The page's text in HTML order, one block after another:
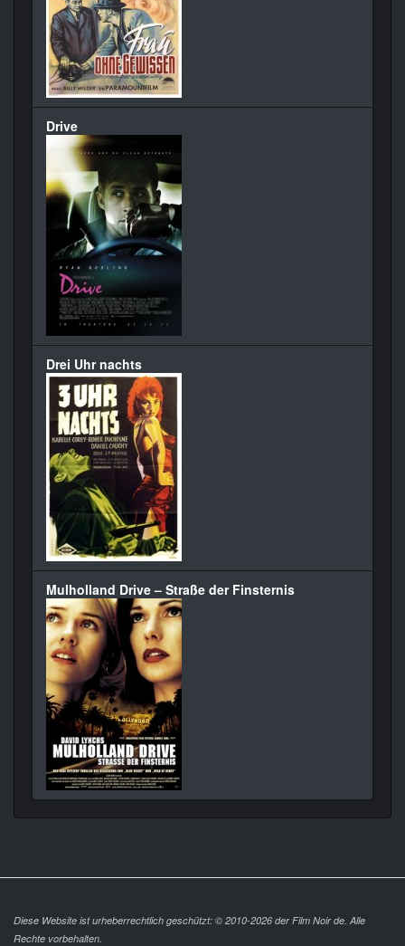
Drive
Drei Uhr nachts
Mulholland Drive – Straße der Finsternis
Diese Website ist urheberrechtlich geschützt: © 2010-2026 der Film Noir de. Alle
Rechte vorbehalten.